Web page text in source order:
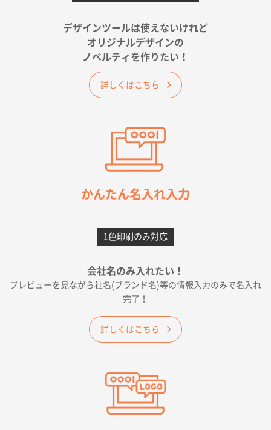
が決め手です
佐賀県A社様
2026年05月23日 16:24
希望の商品（今回発注分）が一番安かったため
ワンポイント箔押し紙袋 M横サイズ(A4対応)
2026年05月21日 12:56
300枚
2026年05月19日 12:05
大阪府E社様
ワンポイントポリ袋 A4サイズ
2026年04月25日 17:53
納期が早そうだった
ワンポイントポリ袋 A4サイズ(黒)
2026年04月20日 14:28
お値打ちだったので
デザインツールは使えないけれど
オリジナルデザインの
ノベルティを作りたい！
詳しくはこちら
かんたん名入れ入力
1色印刷のみ対応
会社名のみ入れたい！
プレビューを見ながら社名(ブランド名)等の情報入力のみで名入れ
完了！
詳しくはこちら